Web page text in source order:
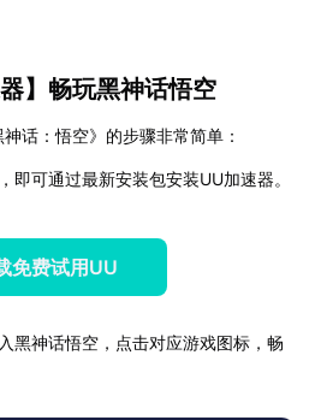
】畅玩黑神话悟空
话：悟空》的步骤非常简单：
即可通过最新安装包安装UU加速器。
免费试用UU
黑神话悟空，点击对应游戏图标，畅